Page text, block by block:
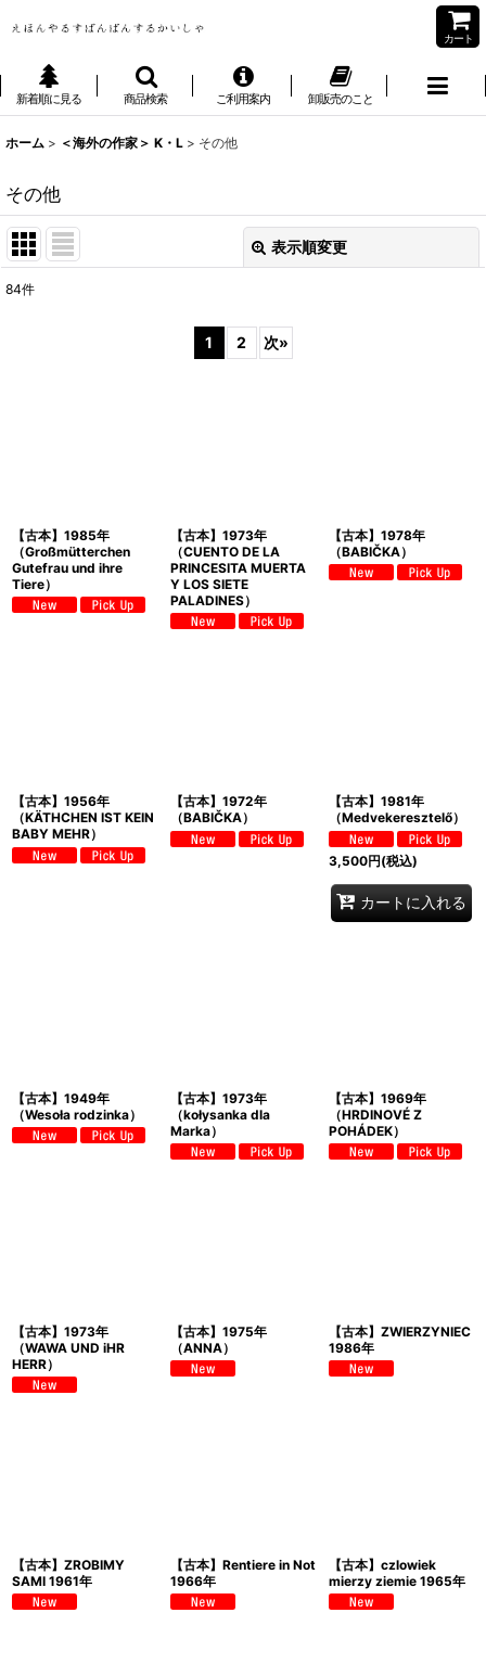
カート
新着順に見る 商品検索 ご利用案内 卸販売のこと
ホーム > ＜海外の作家＞ K・L > その他
その他
表示順変更
84件
1 2 次»
【古本】1985年
（Großmütterchen
Gutefrau und ihre
Tiere）
【古本】1973年
（CUENTO DE LA
PRINCESITA MUERTA
Y LOS SIETE
PALADINES）
【古本】1978年
（BABIČKA）
【古本】1956年
（KÄTHCHEN IST KEIN
BABY MEHR）
【古本】1972年
（BABIČKA）
【古本】1981年
（Medvekeresztelő）
3,500円(税込)
カートに入れる
【古本】1949年
（Wesoła rodzinka）
【古本】1973年
（kołysanka dla
Marka）
【古本】1969年
（HRDINOVÉ Z
POHÁDEK）
【古本】1973年
（WAWA UND iHR
HERR）
【古本】1975年
（ANNA）
【古本】ZWIERZYNIEC
1986年
【古本】ZROBIMY
SAMI 1961年
【古本】Rentiere in Not
1966年
【古本】czlowiek
mierzy ziemie 1965年